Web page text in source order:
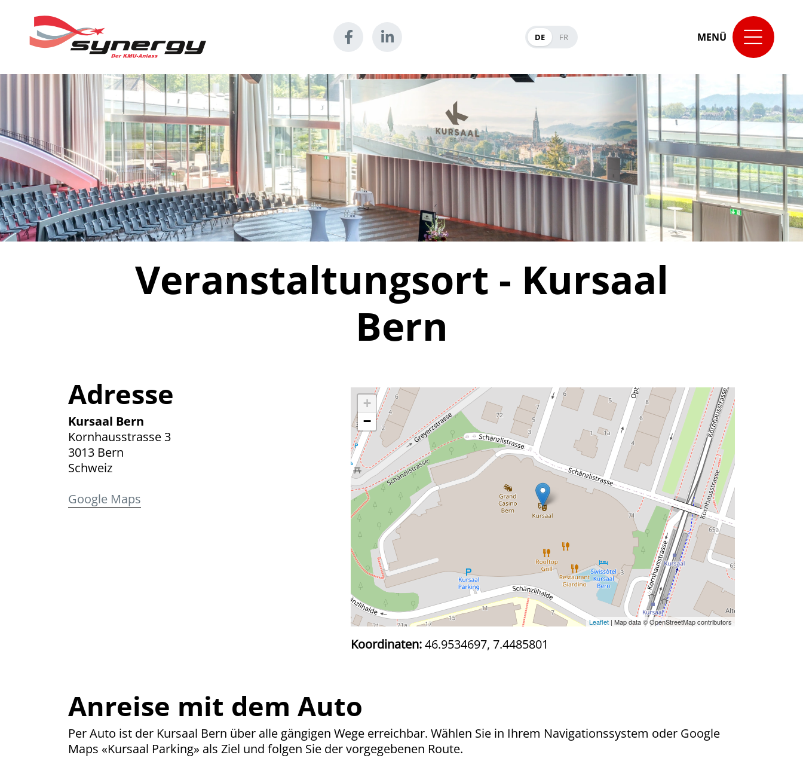
DE FR MENÜ
Veranstaltungsort - Kursaal
Bern
Adresse
Kursaal Bern
Kornhausstrasse 3
3013 Bern
Schweiz
Google Maps
+
−
Leaflet| Map data © OpenStreetMap contributors
Koordinaten:46.9534697, 7.4485801
Anreise mit dem Auto
Per Auto ist der Kursaal Bern über alle gängigen Wege erreichbar. Wählen Sie in Ihrem Navigationssystem oder Google
Maps «Kursaal Parking» als Ziel und folgen Sie der vorgegebenen Route.